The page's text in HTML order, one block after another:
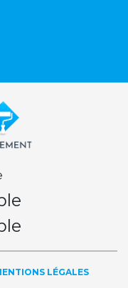
LÉGALES